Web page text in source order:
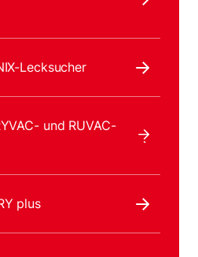
Lecksucher
und RUVAC-
plus